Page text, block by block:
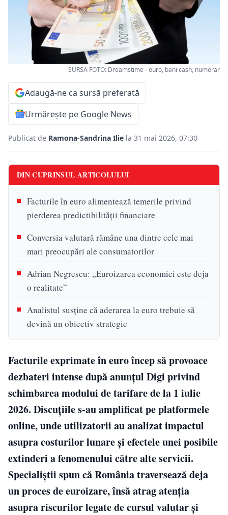
SURSA FOTO: Dreamstime - euro, bani cash, numerar
Adaugă-ne ca sursă preferată
Urmărește pe Google News
Publicat de Ramona-Sandrina Ilie la 31 mai 2026, 07:30
DIN CUPRINSUL ARTICOLULUI
Facturile în euro alimentează temerile privind
pierderea predictibilității financiare
Conversia valutară rămâne una dintre cele mai
mari preocupări ale consumatorilor
Adrian Negrescu: „Euroizarea economiei este deja
o realitate”
Analistul susține că aderarea la euro trebuie să
devină un obiectiv strategic
Facturile exprimate în euro încep să provoace
dezbateri intense după anunțul Digi privind
schimbarea modului de tarifare de la 1 iulie
2026. Discuțiile s-au amplificat pe platformele
online, unde utilizatorii au analizat impactul
asupra costurilor lunare și efectele unei posibile
extinderi a fenomenului către alte servicii.
Specialiștii spun că România traversează deja
un proces de euroizare, însă atrag atenția
asupra riscurilor legate de cursul valutar și